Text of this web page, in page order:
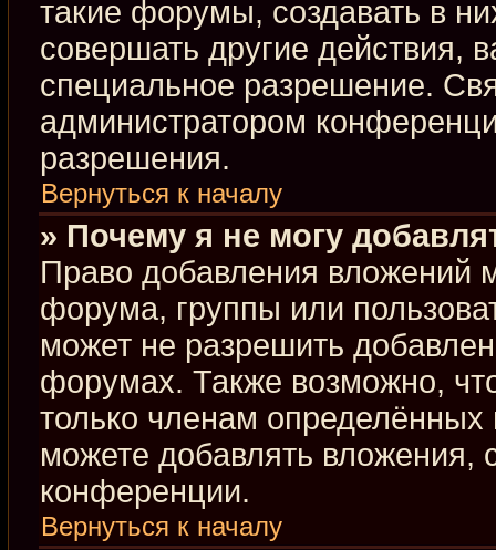
такие форумы, создавать в
совершать другие действия,
специальное разрешение.
администратором
разрешения.
Вернуться к началу
» Почему я не могу
Право добавления вложений
форума, группы или
может не разрешить
форумах. Также возможно,
только членам
можете добавлять вложения,
конференции.
Вернуться к началу